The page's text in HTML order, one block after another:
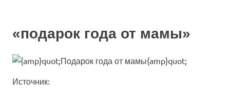
«подарок года от мамы»
Источник: